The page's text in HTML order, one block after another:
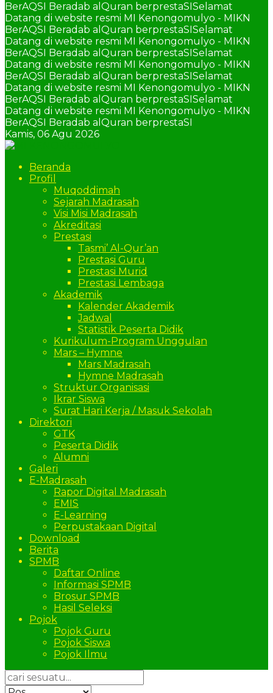
BerAQSI Beradab alQuran berprestaSISelamat
Datang di website resmi MI Kenongomulyo - MIKN
BerAQSI Beradab alQuran berprestaSISelamat
Datang di website resmi MI Kenongomulyo - MIKN
BerAQSI Beradab alQuran berprestaSISelamat
Datang di website resmi MI Kenongomulyo - MIKN
BerAQSI Beradab alQuran berprestaSISelamat
Datang di website resmi MI Kenongomulyo - MIKN
BerAQSI Beradab alQuran berprestaSISelamat
Datang di website resmi MI Kenongomulyo - MIKN
BerAQSI Beradab alQuran berprestaSI
Kamis, 06 Agu 2026
Beranda
Profil
Muqoddimah
Sejarah Madrasah
Visi Misi Madrasah
Akreditasi
Prestasi
Tasmi’ Al-Qur’an
Prestasi Guru
Prestasi Murid
Prestasi Lembaga
Akademik
Kalender Akademik
Jadwal
Statistik Peserta Didik
Kurikulum-Program Unggulan
Mars – Hymne
Mars Madrasah
Hymne Madrasah
Struktur Organisasi
Ikrar Siswa
Surat Hari Kerja / Masuk Sekolah
Direktori
GTK
Peserta Didik
Alumni
Galeri
E-Madrasah
Rapor Digital Madrasah
EMIS
E-Learning
Perpustakaan Digital
Download
Berita
SPMB
Daftar Online
Informasi SPMB
Brosur SPMB
Hasil Seleksi
Pojok
Pojok Guru
Pojok Siswa
Pojok Ilmu